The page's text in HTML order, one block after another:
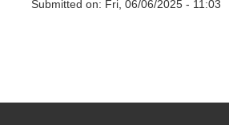
Submitted on: Fri, 06/06/2025 - 11:03